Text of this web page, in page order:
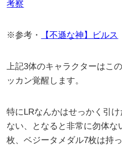
考察
※参考・ 【不遜な神】ビルス
上記3体のキャラクターはこ
ッカン覚醒します。
特にLRなんかはせっかく引
ない、となると非常に勿体な
枚、ベジータメダル7枚は持